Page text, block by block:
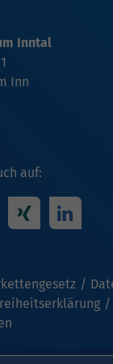
auf:
Inntal
Inn